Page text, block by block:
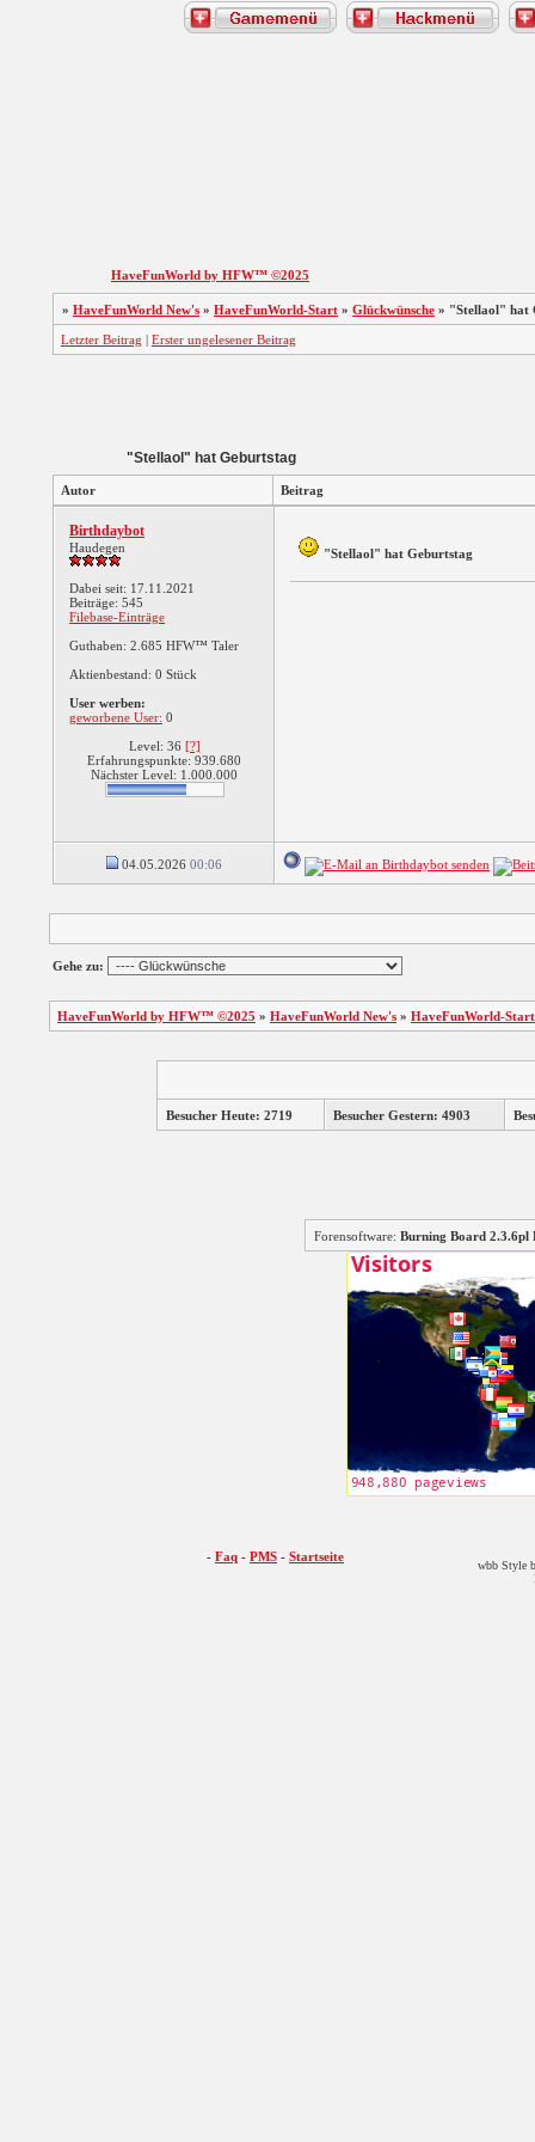
HaveFunWorld by HFW™ ©2025
» HaveFunWorld New's » HaveFunWorld-Start » Glückwünsche » "Stellaol" hat
Letzter Beitrag | Erster ungelesener Beitrag
"Stellaol" hat Geburtstag
Autor Beitrag
Birthdaybot
Haudegen
Dabei seit: 17.11.2021
Beiträge: 545
Filebase-Einträge
Guthaben: 2.685 HFW™ Taler
Aktienbestand: 0 Stück
User werben:
geworbene User: 0
Level: 36 [?]
Erfahrungspunkte: 939.680
Nächster Level: 1.000.000
"Stellaol" hat Geburtstag
04.05.2026 00:06
Gehe zu:
HaveFunWorld by HFW™ ©2025 » HaveFunWorld New's » HaveFunWorld-Start
Besucher Heute: 2719 Besucher Gestern: 4903
Forensoftware: Burning Board
- Faq - PMS - Startseite
wbb Style